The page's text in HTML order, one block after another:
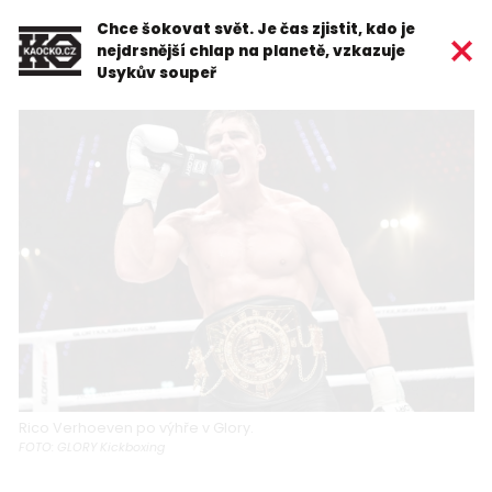
Chce šokovat svět. Je čas zjistit, kdo je
nejdrsnější chlap na planetě, vzkazuje
Usykův soupeř